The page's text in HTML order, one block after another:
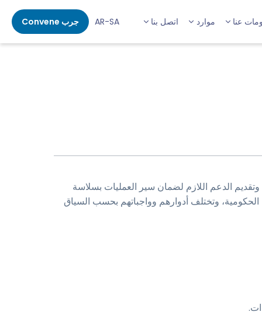
عنا موارد اتصل بنا AR-SA جرب Convene
الدعم اللازم لضمان سير العمليات بسلاسة
وتختلف أدوارهم وواجباتهم بحسب السياق